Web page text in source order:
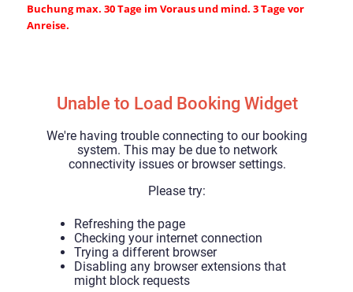
Buchung max. 30 Tage im Voraus und mind. 3 Tage vor
Anreise.